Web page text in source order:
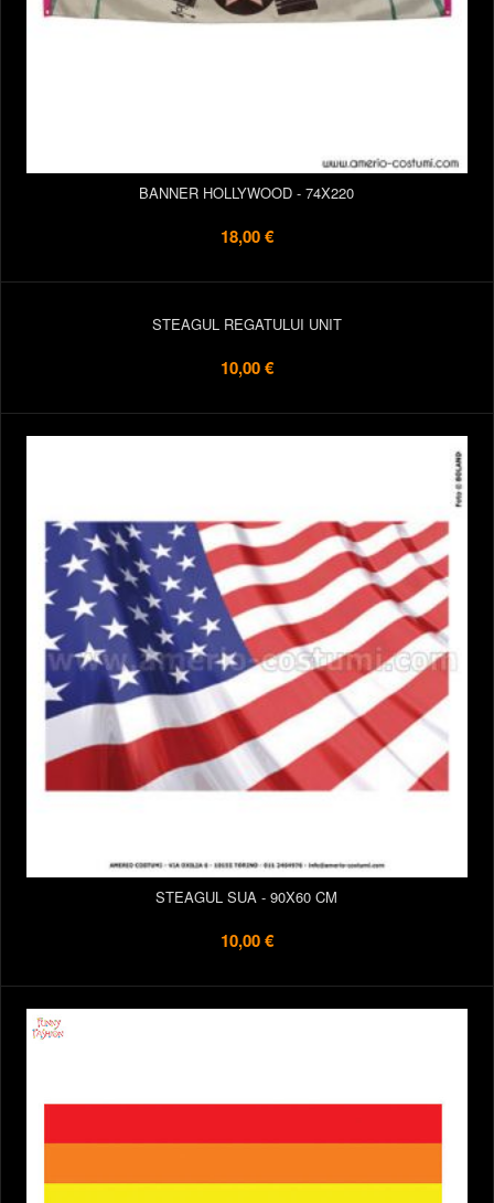
BANNER HOLLYWOOD - 74X220
18,00 €
STEAGUL REGATULUI UNIT
10,00 €
STEAGUL SUA - 90X60 CM
10,00 €